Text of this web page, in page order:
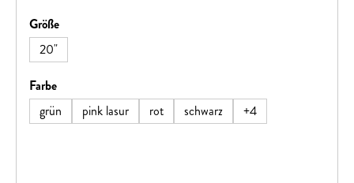
größeren Touren! Große Vorteile für kleine BikerViele tolle
Farben: freches Grün, leuchtendes Orange, cooles
Mattschwarz, feuriges Rot oder intensives Blau. Gegen
Aufpreis bieten wir Ihnen glitzernde Lasuren in Pink, Türkis
oder Blau an.Von uns entwickelter superleichter
Aluminiumrahmen inklusive AluminiumgabelPerfekt
Größeauswählen
20"
Farbeauswählen
grün
pink lasur rot schwarz +4